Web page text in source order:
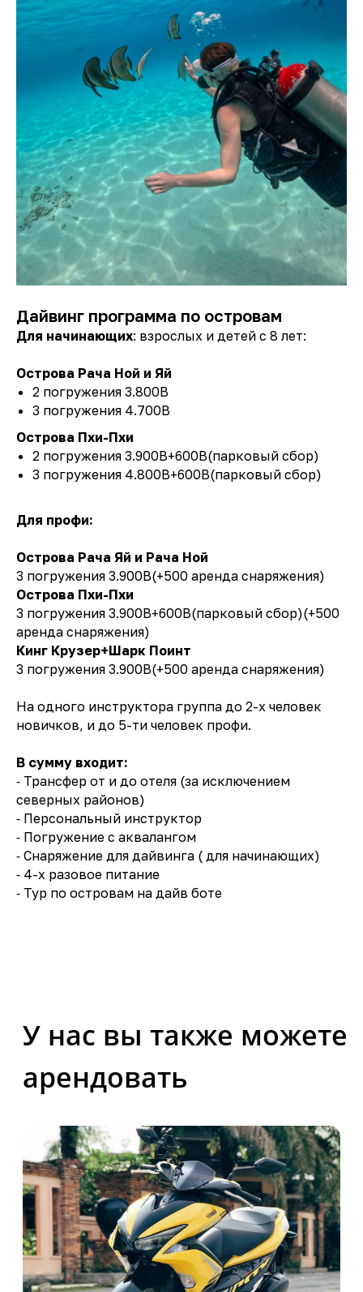
Дайвинг программа по островам
Для начинающих: взрослых и детей с 8 лет:
Острова Рача Ной и Яй
2 погружения 3.800B
3 погружения 4.700B
Острова Пхи-Пхи
2 погружения 3.900B+600B(парковый сбор)
3 погружения 4.800B+600B(парковый сбор)
Для профи:
Острова Рача Яй и Рача Ной
3 погружения 3.900B(+500 аренда снаряжения)
Острова Пхи-Пхи
3 погружения 3.900B+600B(парковый сбор)(+500
аренда снаряжения)
Кинг Крузер+Шарк Поинт
3 погружения 3.900B(+500 аренда снаряжения)
На одного инструктора группа до 2-х человек
новичков, и до 5-ти человек профи.
В сумму входит:
⁃ Трансфер от и до отеля (за исключением
северных районов)
⁃ Персональный инструктор
⁃ Погружение с аквалангом
⁃ Снаряжение для дайвинга ( для начинающих)
⁃ 4-х разовое питание
⁃ Тур по островам на дайв боте
Карта сайта
Использование Coocie
Политика конфиденциальности
bikephuket@gmail.com
Email
+66 84 290-62-43
Контактный телефон
Patak Soi 6, Karon, Mueang
Phuket District, Thailand
Звоните и пишите нам, мы с радостью ответим
на русском языке!